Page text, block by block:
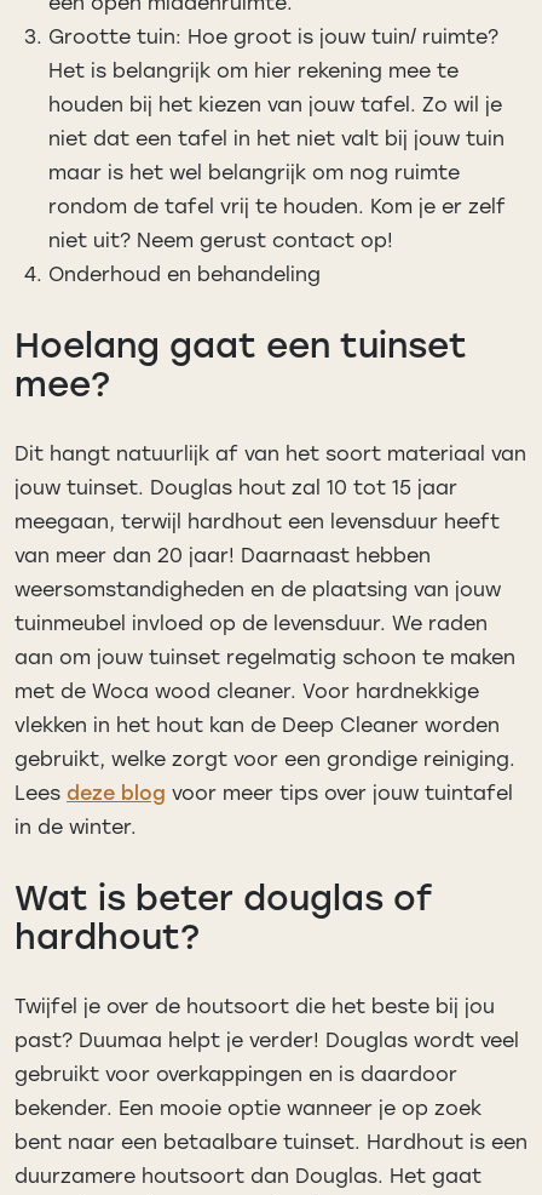
Grootte tuin: Hoe groot is jouw tuin/ ruimte?
Het is belangrijk om hier rekening mee te
houden bij het kiezen van jouw tafel. Zo wil je
niet dat een tafel in het niet valt bij jouw tuin
maar is het wel belangrijk om nog ruimte
rondom de tafel vrij te houden. Kom je er zelf
niet uit? Neem gerust contact op!
Onderhoud en behandeling
Hoelang gaat een tuinset
mee?
Dit hangt natuurlijk af van het soort materiaal van
jouw tuinset. Douglas hout zal 10 tot 15 jaar
meegaan, terwijl hardhout een levensduur heeft
van meer dan 20 jaar! Daarnaast hebben
weersomstandigheden en de plaatsing van jouw
tuinmeubel invloed op de levensduur. We raden
aan om jouw tuinset regelmatig schoon te maken
met de Woca wood cleaner. Voor hardnekkige
vlekken in het hout kan de Deep Cleaner worden
gebruikt, welke zorgt voor een grondige reiniging.
Lees deze blog voor meer tips over jouw tuintafel
in de winter.
Wat is beter douglas of
hardhout?
Twijfel je over de houtsoort die het beste bij jou
past? Duumaa helpt je verder! Douglas wordt veel
gebruikt voor overkappingen en is daardoor
bekender. Een mooie optie wanneer je op zoek
bent naar een betaalbare tuinset. Hardhout is een
duurzamere houtsoort dan Douglas. Het gaat